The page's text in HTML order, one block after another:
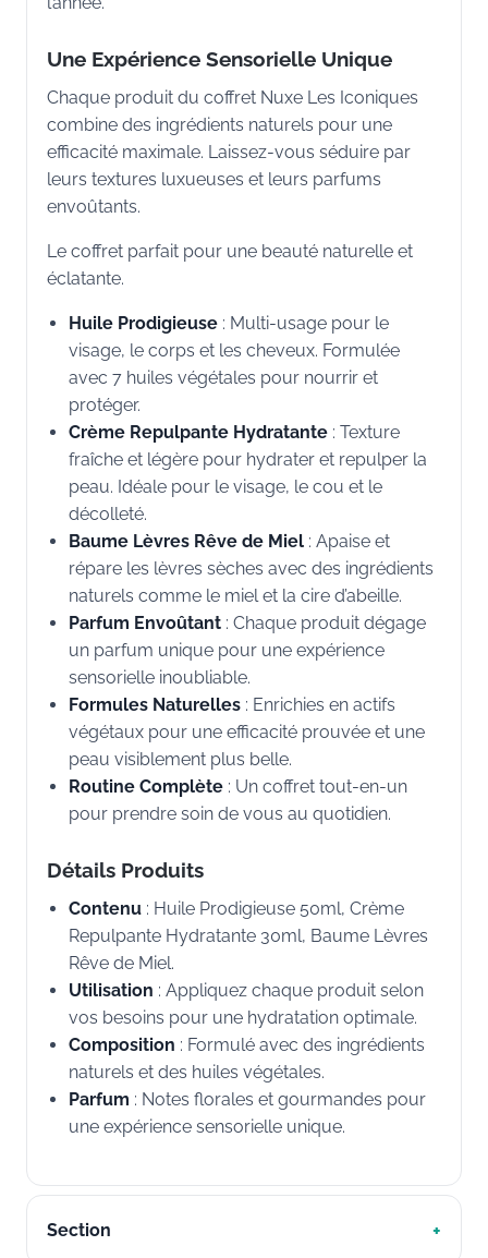
Une Expérience Sensorielle Unique
Chaque produit du coffret Nuxe Les Iconiques
combine des ingrédients naturels pour une
efficacité maximale. Laissez-vous séduire par
leurs textures luxueuses et leurs parfums
envoûtants.
Le coffret parfait pour une beauté naturelle et
éclatante.
Huile Prodigieuse : Multi-usage pour le
visage, le corps et les cheveux. Formulée
avec 7 huiles végétales pour nourrir et
protéger.
Crème Repulpante Hydratante : Texture
fraîche et légère pour hydrater et repulper la
peau. Idéale pour le visage, le cou et le
décolleté.
Baume Lèvres Rêve de Miel : Apaise et
répare les lèvres sèches avec des ingrédients
naturels comme le miel et la cire d’abeille.
Parfum Envoûtant : Chaque produit dégage
un parfum unique pour une expérience
sensorielle inoubliable.
Formules Naturelles : Enrichies en actifs
végétaux pour une efficacité prouvée et une
peau visiblement plus belle.
Routine Complète : Un coffret tout-en-un
pour prendre soin de vous au quotidien.
Détails Produits
Contenu : Huile Prodigieuse 50ml, Crème
Repulpante Hydratante 30ml, Baume Lèvres
Rêve de Miel.
Utilisation : Appliquez chaque produit selon
vos besoins pour une hydratation optimale.
Composition : Formulé avec des ingrédients
naturels et des huiles végétales.
Parfum : Notes florales et gourmandes pour
une expérience sensorielle unique.
Section